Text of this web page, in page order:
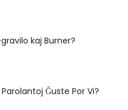
kaj Burner?
Ĝuste Por Vi?